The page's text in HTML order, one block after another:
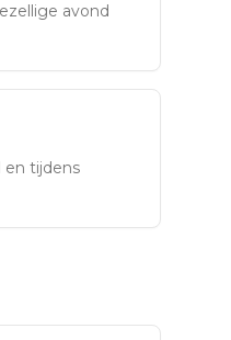
avond
en tijdens